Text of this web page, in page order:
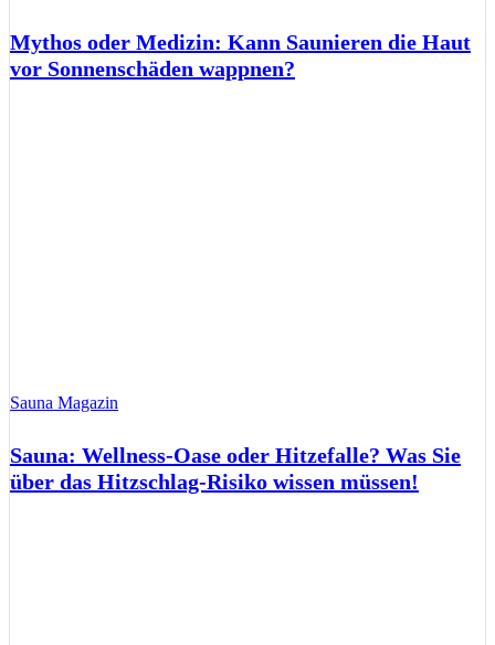
Mythos oder Medizin: Kann Saunieren die Haut
vor Sonnenschäden wappnen?
Sauna Magazin
Sauna: Wellness-Oase oder Hitzefalle? Was Sie
über das Hitzschlag-Risiko wissen müssen!